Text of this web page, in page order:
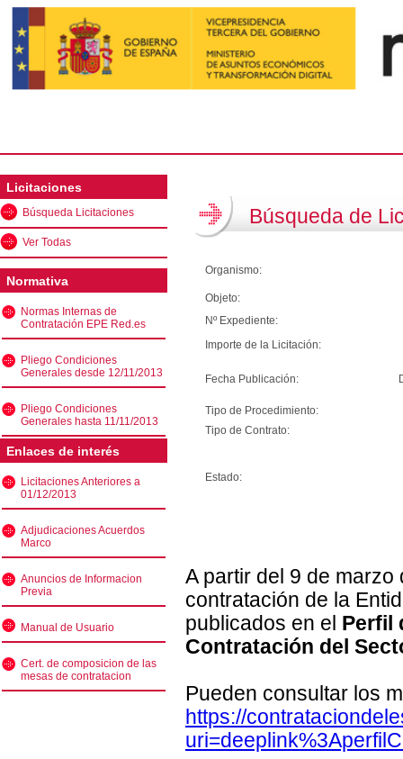
Licitaciones
Búsqueda Licitaciones
Ver Todas
Normativa
Normas Internas de
Contratación EPE Red.es
Pliego Condiciones
Generales desde 12/11/2013
Pliego Condiciones
Generales hasta 11/11/2013
Enlaces de interés
Licitaciones Anteriores a
01/12/2013
Adjudicaciones Acuerdos
Marco
Anuncios de Informacion
Previa
Manual de Usuario
Cert. de composicion de las
mesas de contratacion
Búsqueda de
Organismo:
Objeto:
Nº Expediente:
Importe de la Licitación:
Fecha Publicación:
Tipo de Procedimiento:
Tipo de Contrato:
Estado:
A partir del 9 de
contratación de la
publicados en el Perfil
Contratación del
Pueden consultar los
https://